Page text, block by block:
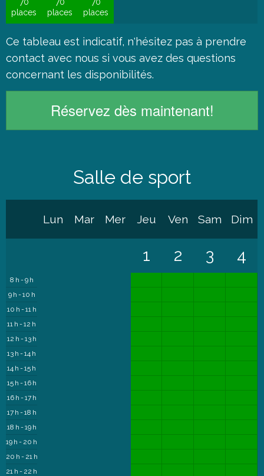
places
places
places
Ce tableau est indicatif, n'hésitez pas à prendre
contact avec nous si vous avez des questions
concernant les disponibilités.
Réservez dès maintenant!
Salle de sport
Lun Mar Mer Jeu Ven Sam Dim
8 h - 9 h
9 h - 10 h
10 h - 11 h
11 h - 12 h
12 h - 13 h
13 h - 14 h
14 h - 15 h
15 h - 16 h
16 h - 17 h
17 h - 18 h
18 h - 19 h
19 h - 20 h
20 h - 21 h
21 h - 22 h
1 2 3 4